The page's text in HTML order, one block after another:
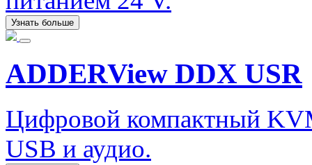
Узнать больше
ADDERView DDX USR
Цифровой компактный
USB и аудио.